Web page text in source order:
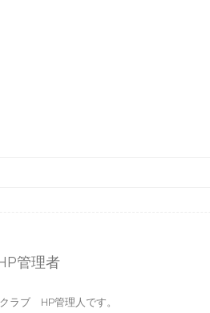
管理者
ラブ HP管理人です。